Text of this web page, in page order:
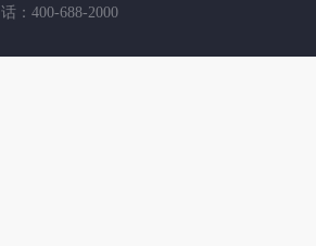
话：400-688-2000